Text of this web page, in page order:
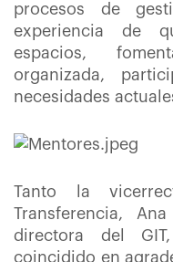
procesos de
experiencia de
espacios,
organizada,
necesidades
Tanto la
Transferencia,
directora del
coincidido en